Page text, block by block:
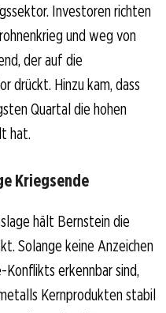
Investoren richten
und weg von
der auf die
drückt. Hinzu kam, dass
Quartal die hohen
hat.
Kriegsende
hält Bernstein die
Solange keine Anzeichen
Konflikts erkennbar sind,
Kernprodukten stabil